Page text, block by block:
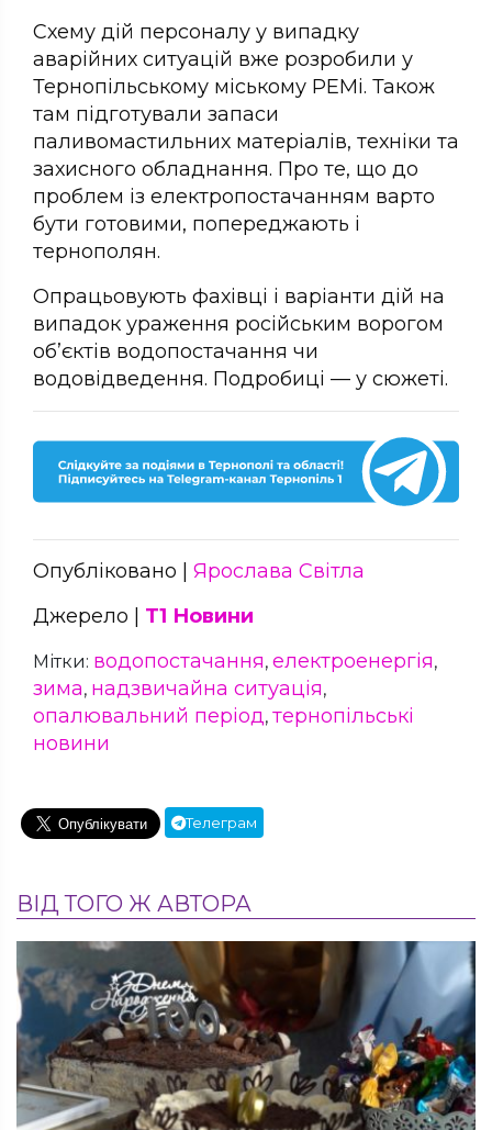
Схему дій персоналу у випадку
аварійних ситуацій вже розробили у
Тернопільському міському РЕМі. Також
там підготували запаси
паливомастильних матеріалів, техніки та
захисного обладнання. Про те, що до
проблем із електропостачанням варто
бути готовими, попереджають і
тернополян.
Опрацьовують фахівці і варіанти дій на
випадок ураження російським ворогом
об’єктів водопостачання чи
водовідведення. Подробиці — у сюжеті.
Опубліковано | Ярослава Світла
Джерело | Т1 Новини
Мітки: водопостачання, електроенергія,
зима, надзвичайна ситуація,
опалювальний період, тернопільські
новини
Телеграм
ВІД ТОГО Ж АВТОРА